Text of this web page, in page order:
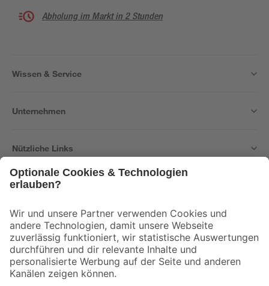
Abholung im Markt in 2 Stunden
Wissen & Service
Unternehmen
Nützliche Links
Der toom Newsletter: Keine Angebote und Aktionen mehr verpassen!
Zur Newsletter Anmeldung
Folge uns